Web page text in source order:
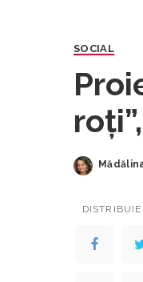
SOCIAL
Posted
DISTRIBUIE